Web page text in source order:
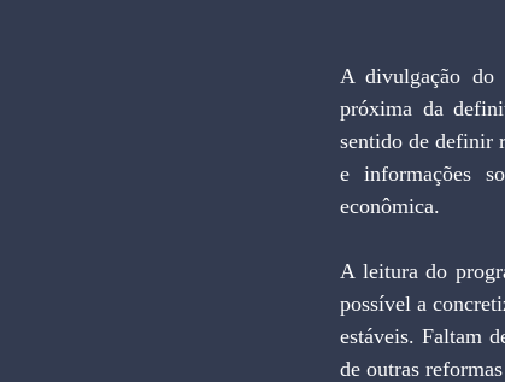
A divulgação do
próxima da
sentido de definir
e informações
econômica.
A leitura do
possível a
estáveis. Faltam
de outras